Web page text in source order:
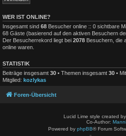
WER IST ONLINE?
Insgesamt sind 68 Besucher online :: 0 sichtbare
68 Gäste (basierend auf den aktiven Besuchern
Der Besucherrekord liegt bei 2078 Besuchern, die
online waren.
STATISTIK
Beiträge insgesamt 30 • Themen insgesamt 30 •
Mitglied: kozlykas
Foren-Übersicht
Lucid Lime style created by
Co-Author:
Powered by phpBB® Forum